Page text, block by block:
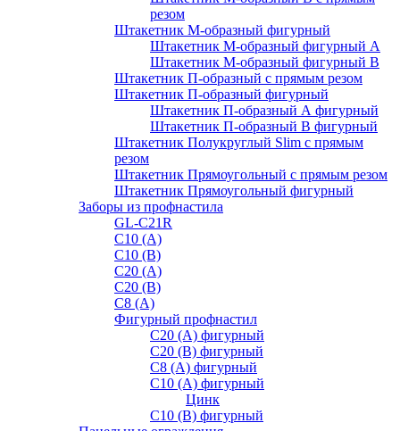
резом
Штакетник М-образный фигурный
Штакетник М-образный фигурный A
Штакетник М-образный фигурный B
Штакетник П-образный с прямым резом
Штакетник П-образный фигурный
Штакетник П-образный А фигурный
Штакетник П-образный В фигурный
Штакетник Полукруглый Slim с прямым
резом
Штакетник Прямоугольный с прямым резом
Штакетник Прямоугольный фигурный
Заборы из профнастила
GL-С21R
С10 (A)
С10 (В)
С20 (А)
С20 (В)
С8 (A)
Фигурный профнастил
С20 (A) фигурный
С20 (В) фигурный
С8 (A) фигурный
С10 (A) фигурный
Цинк
С10 (В) фигурный